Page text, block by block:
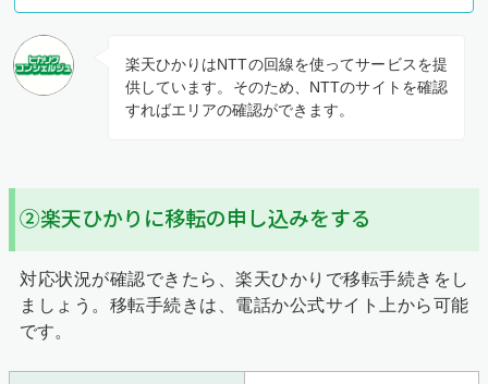
楽天ひかりはNTTの回線を使ってサービスを提
供しています。そのため、NTTのサイトを確認
すればエリアの確認ができます。
②楽天ひかりに移転の申し込みをする
対応状況が確認できたら、楽天ひかりで移転手続きをし
ましょう。移転手続きは、電話か公式サイト上から可能
です。